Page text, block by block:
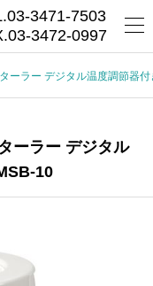
3471-7503
3472-0997
ーラー デジタル温度調節器
ーラー デジタル
10